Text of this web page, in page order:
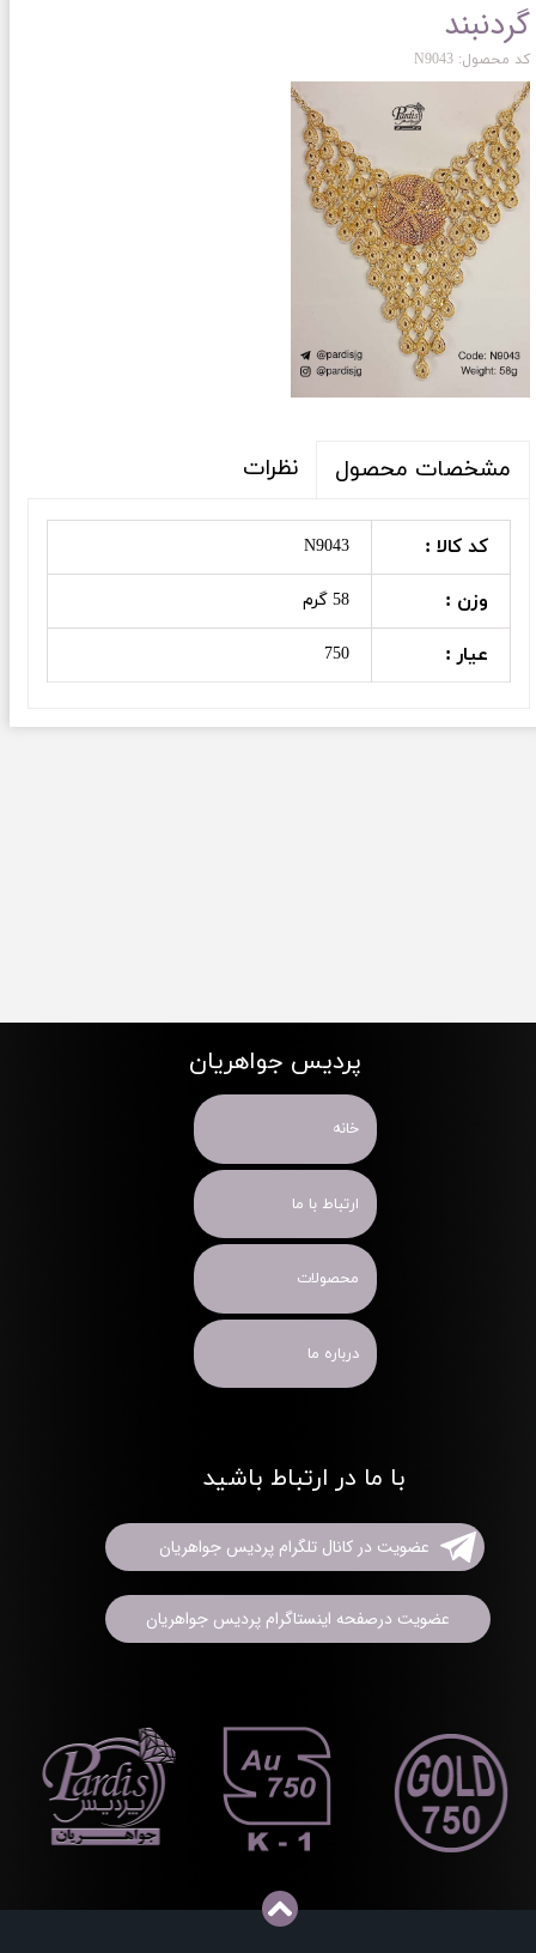
گردنبند
کد محصول: N9043
مشخصات محصول نظرات
کد کالا : N9043
وزن : 58 گرم
عیار : 750
پردیس جواهریان
خانه
ارتباط با ما
محصولات
درباره ما
با ما در ارتباط باشید
عضویت در کانال تلگرام پردیس جواهریان
عضویت درصفحه اینستاگرام پردیس جواهریان